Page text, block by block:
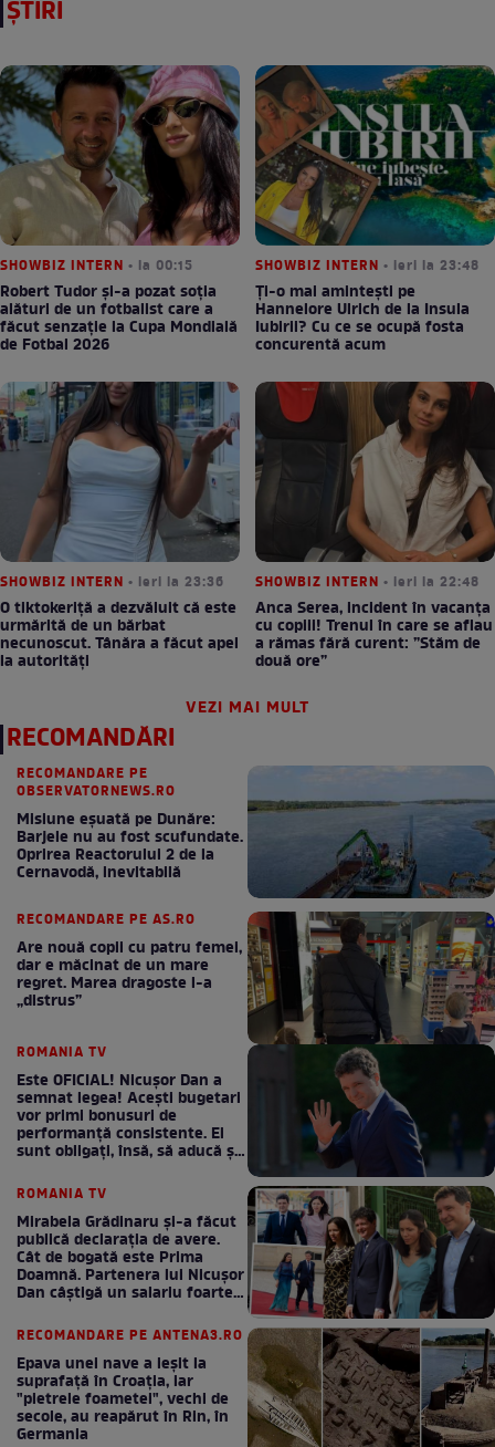
ȘTIRI
SHOWBIZ INTERN • la 00:15
Robert Tudor și-a pozat soția
alături de un fotbalist care a
făcut senzație la Cupa Mondială
de Fotbal 2026
SHOWBIZ INTERN • ieri la 23:48
Ți-o mai amintești pe
Hannelore Ulrich de la Insula
Iubirii? Cu ce se ocupă fosta
concurentă acum
SHOWBIZ INTERN • ieri la 23:36
O tiktokeriță a dezvăluit că este
urmărită de un bărbat
necunoscut. Tânăra a făcut apel
la autorități
SHOWBIZ INTERN • ieri la 22:48
Anca Serea, incident în vacanța
cu copiii! Trenul în care se aflau
a rămas fără curent: ”Stăm de
două ore”
VEZI MAI MULT
RECOMANDĂRI
RECOMANDARE PE
OBSERVATORNEWS.RO
Misiune eșuată pe Dunăre:
Barjele nu au fost scufundate.
Oprirea Reactorului 2 de la
Cernavodă, inevitabilă
RECOMANDARE PE AS.RO
Are nouă copii cu patru femei,
dar e măcinat de un mare
regret. Marea dragoste l-a
„distrus”
ROMANIA TV
Este OFICIAL! Nicușor Dan a
semnat legea! Acești bugetari
vor primi bonusuri de
performanță consistente. Ei
sunt obligați, însă, să aducă și
ROMANIA TV
Mirabela Grădinaru și-a făcut
publică declarația de avere.
Cât de bogată este Prima
Doamnă. Partenera lui Nicușor
Dan câștigă un salariu foarte
RECOMANDARE PE ANTENA3.RO
Epava unei nave a ieșit la
suprafață în Croația, iar
"pietrele foametei", vechi de
secole, au reapărut în Rin, în
Germania